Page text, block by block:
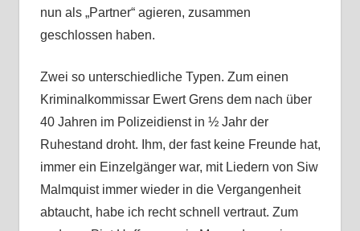
nun als „Partner“ agieren, zusammen
geschlossen haben.
Zwei so unterschiedliche Typen. Zum einen
Kriminalkommissar Ewert Grens dem nach über
40 Jahren im Polizeidienst in ½ Jahr der
Ruhestand droht. Ihm, der fast keine Freunde hat,
immer ein Einzelgänger war, mit Liedern von Siw
Malmquist immer wieder in die Vergangenheit
abtaucht, habe ich recht schnell vertraut. Zum